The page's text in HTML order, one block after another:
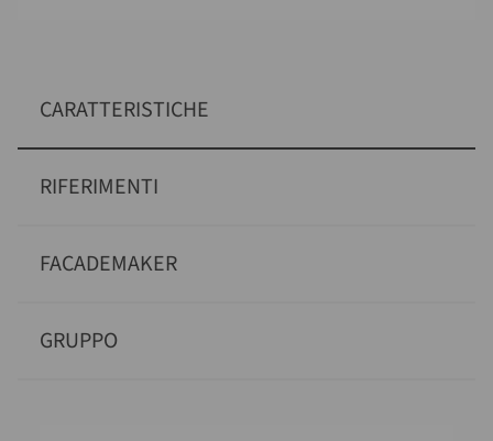
CARATTERISTICHE
RIFERIMENTI
FACADEMAKER
GRUPPO